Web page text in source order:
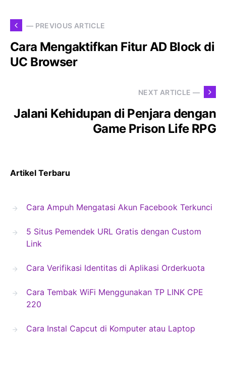
— PREVIOUS ARTICLE
Cara Mengaktifkan Fitur AD Block di
UC Browser
NEXT ARTICLE —
Jalani Kehidupan di Penjara dengan
Game Prison Life RPG
Artikel Terbaru
Cara Ampuh Mengatasi Akun Facebook Terkunci
5 Situs Pemendek URL Gratis dengan Custom
Link
Cara Verifikasi Identitas di Aplikasi Orderkuota
Cara Tembak WiFi Menggunakan TP LINK CPE
220
Cara Instal Capcut di Komputer atau Laptop